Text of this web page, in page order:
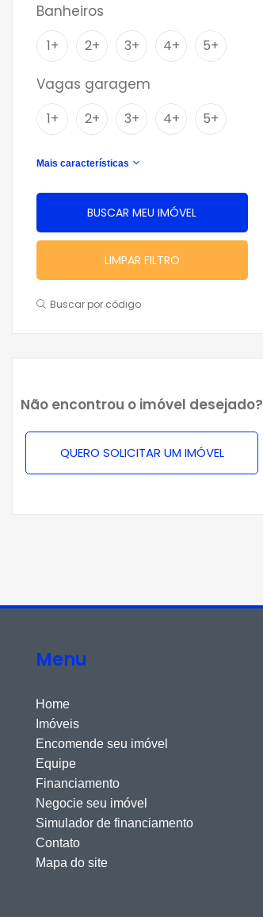
Banheiros
1+ 2+ 3+ 4+ 5+
Vagas garagem
1+ 2+ 3+ 4+ 5+
Mais características
LIMPAR FILTRO
Buscar por código
Não encontrou o imóvel desejado?
QUERO SOLICITAR UM IMÓVEL
Menu
Home
Imóveis
Encomende seu imóvel
Equipe
Financiamento
Negocie seu imóvel
Simulador de financiamento
Contato
Mapa do site